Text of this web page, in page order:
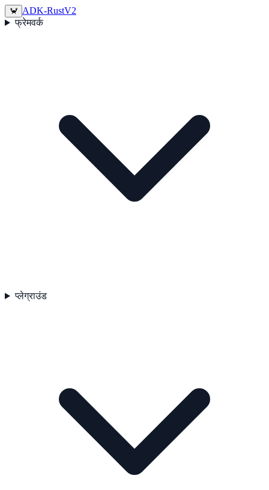
🦀 ADK-RustV2
फ्रेमवर्क
प्लेग्राउंड